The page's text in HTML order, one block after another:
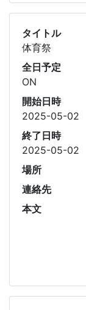
全日予定
開始日時
2025-05-02
終了日時
場所
連絡先
本文
5896